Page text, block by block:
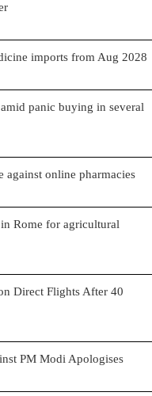
imports from Aug 2028
panic buying in several
against online pharmacies
Rome for agricultural
Direct Flights After 40
PM Modi Apologises